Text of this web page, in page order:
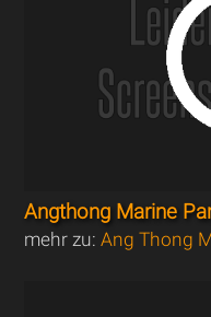
Angthong Marine
mehr zu:Ang Thong